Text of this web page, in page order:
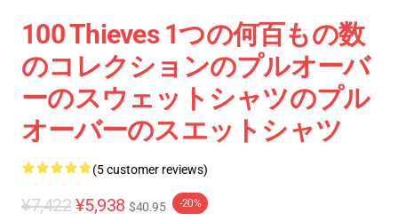
100 Thieves 1つの何百もの数
のコレクションのプルオーバ
ーのスウェットシャツのプル
オーバーのスエットシャツ
(5 customer reviews)
¥7,422 ¥5,938 $40.95 -20%